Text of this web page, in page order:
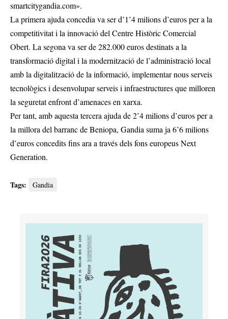
smartcitygandia.com».
La primera ajuda concedia va ser d’1’4 milions d’euros per a la
competitivitat i la innovació del Centre Històric Comercial
Obert. La segona va ser de 282.000 euros destinats a la
transformació digital i la modernització de l’administració local
amb la digitalització de la informació, implementar nous serveis
tecnològics i desenvolupar serveis i infraestructures que milloren
la seguretat enfront d’amenaces en xarxa.
Per tant, amb aquesta tercera ajuda de 2’4 milions d’euros per a
la millora del barranc de Beniopa, Gandia suma ja 6’6 milions
d’euros concedits fins ara a través dels fons europeus Next
Generation.
Tags: Gandia